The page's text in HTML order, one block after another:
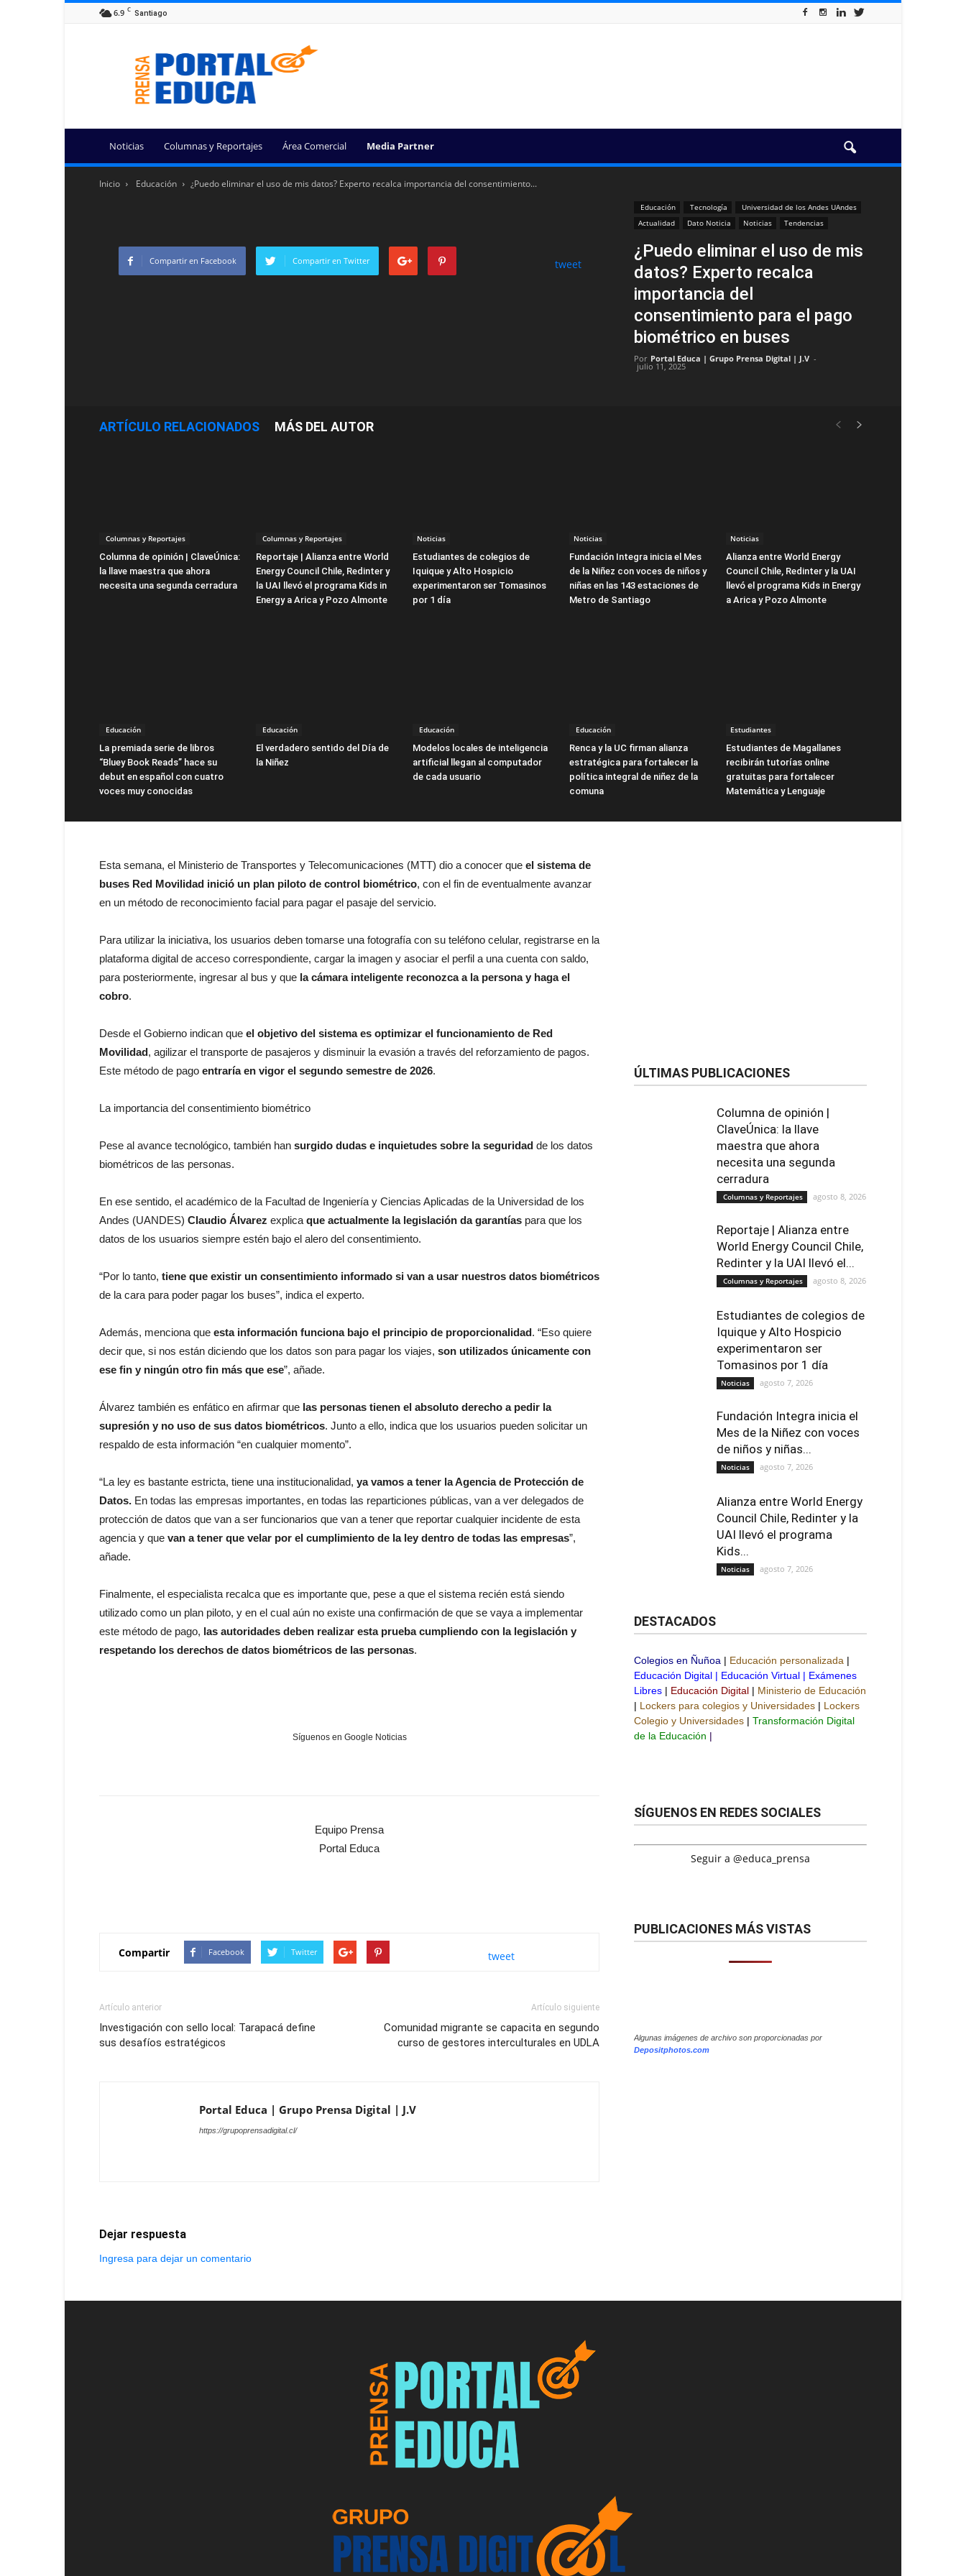
6.9 C Santiago
Portal
Educa
Noticias Columnas y Reportajes Área Comercial Media Partner
Inicio Educación ¿Puedo eliminar el uso de mis datos? Experto recalca importancia del consentimiento...
Educación Tecnología
Universidad de los Andes UAndes
Actualidad
Dato Noticia Noticias Tendencias
¿Puedo eliminar el uso de mis
datos? Experto recalca
importancia del
consentimiento para el pago
biométrico en buses
Por Portal Educa | Grupo Prensa Digital | J.V -
julio 11, 2025
Compartir en Facebook Compartir en Twitter tweet
ARTÍCULO RELACIONADOS MÁS DEL AUTOR
Columnas y Reportajes
Columna de opinión | ClaveÚnica:
la llave maestra que ahora
necesita una segunda cerradura
Columnas y Reportajes
Reportaje | Alianza entre World
Energy Council Chile, Redinter y
la UAI llevó el programa Kids in
Energy a Arica y Pozo Almonte
Noticias
Estudiantes de colegios de
Iquique y Alto Hospicio
experimentaron ser Tomasinos
por 1 día
Noticias
Fundación Integra inicia el Mes
de la Niñez con voces de niños y
niñas en las 143 estaciones de
Metro de Santiago
Noticias
Alianza entre World Energy
Council Chile, Redinter y la UAI
llevó el programa Kids in Energy
a Arica y Pozo Almonte
Educación
La premiada serie de libros
“Bluey Book Reads” hace su
debut en español con cuatro
voces muy conocidas
Educación
El verdadero sentido del Día de
la Niñez
Educación
Modelos locales de inteligencia
artificial llegan al computador
de cada usuario
Educación
Renca y la UC firman alianza
estratégica para fortalecer la
política integral de niñez de la
comuna
Estudiantes
Estudiantes de Magallanes
recibirán tutorías online
gratuitas para fortalecer
Matemática y Lenguaje
Esta semana, el Ministerio de Transportes y Telecomunicaciones (MTT) dio a conocer que el sistema de
buses Red Movilidad inició un plan piloto de control biométrico, con el fin de eventualmente avanzar
en un método de reconocimiento facial para pagar el pasaje del servicio.
Para utilizar la iniciativa, los usuarios deben tomarse una fotografía con su teléfono celular, registrarse en la
plataforma digital de acceso correspondiente, cargar la imagen y asociar el perfil a una cuenta con saldo,
para posteriormente, ingresar al bus y que la cámara inteligente reconozca a la persona y haga el
cobro.
Desde el Gobierno indican que el objetivo del sistema es optimizar el funcionamiento de Red
Movilidad, agilizar el transporte de pasajeros y disminuir la evasión a través del reforzamiento de pagos.
Este método de pago entraría en vigor el segundo semestre de 2026.
La importancia del consentimiento biométrico
Pese al avance tecnológico, también han surgido dudas e inquietudes sobre la seguridad de los datos
biométricos de las personas.
En ese sentido, el académico de la Facultad de Ingeniería y Ciencias Aplicadas de la Universidad de los
Andes (UANDES) Claudio Álvarez explica que actualmente la legislación da garantías para que los
datos de los usuarios siempre estén bajo el alero del consentimiento.
“Por lo tanto, tiene que existir un consentimiento informado si van a usar nuestros datos biométricos
de la cara para poder pagar los buses”, indica el experto.
Además, menciona que esta información funciona bajo el principio de proporcionalidad. “Eso quiere
decir que, si nos están diciendo que los datos son para pagar los viajes, son utilizados únicamente con
ese fin y ningún otro fin más que ese”, añade.
Álvarez también es enfático en afirmar que las personas tienen el absoluto derecho a pedir la
supresión y no uso de sus datos biométricos. Junto a ello, indica que los usuarios pueden solicitar un
respaldo de esta información “en cualquier momento”.
“La ley es bastante estricta, tiene una institucionalidad, ya vamos a tener la Agencia de Protección de
Datos. En todas las empresas importantes, en todas las reparticiones públicas, van a ver delegados de
protección de datos que van a ser funcionarios que van a tener que reportar cualquier incidente de esta
agencia y que van a tener que velar por el cumplimiento de la ley dentro de todas las empresas”,
añade.
Finalmente, el especialista recalca que es importante que, pese a que el sistema recién está siendo
utilizado como un plan piloto, y en el cual aún no existe una confirmación de que se vaya a implementar
este método de pago, las autoridades deben realizar esta prueba cumpliendo con la legislación y
respetando los derechos de datos biométricos de las personas.
Síguenos en Google Noticias
Equipo Prensa
Portal Educa
Compartir Facebook Twitter tweet
Artículo anterior
Investigación con sello local: Tarapacá define
sus desafíos estratégicos
Artículo siguiente
Comunidad migrante se capacita en segundo
curso de gestores interculturales en UDLA
Portal Educa | Grupo Prensa Digital | J.V
https://grupoprensadigital.cl/
Dejar respuesta
Ingresa para dejar un comentario
ÚLTIMAS PUBLICACIONES
Columna de opinión |
ClaveÚnica: la llave
maestra que ahora
necesita una segunda
cerradura
Columnas y Reportajes agosto 8, 2026
Reportaje | Alianza entre
World Energy Council Chile,
Redinter y la UAI llevó el...
Columnas y Reportajes agosto 8, 2026
Estudiantes de colegios de
Iquique y Alto Hospicio
experimentaron ser
Tomasinos por 1 día
Noticias agosto 7, 2026
Fundación Integra inicia el
Mes de la Niñez con voces
de niños y niñas...
Noticias agosto 7, 2026
Alianza entre World Energy
Council Chile, Redinter y la
UAI llevó el programa
Kids...
Noticias agosto 7, 2026
DESTACADOS
Colegios en Ñuñoa | Educación personalizada |
Educación Digital | Educación Virtual | Exámenes
Libres | Educación Digital | Ministerio de Educación
| Lockers para colegios y Universidades | Lockers
Colegio y Universidades | Transformación Digital
de la Educación |
SÍGUENOS EN REDES SOCIALES
Seguir a @educa_prensa
PUBLICACIONES MÁS VISTAS
Algunas imágenes de archivo son proporcionadas por
Depositphotos.com